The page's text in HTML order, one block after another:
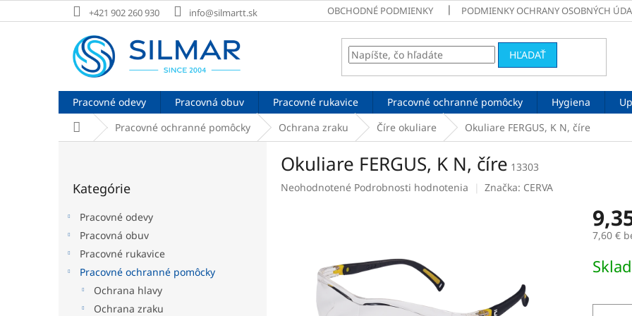
na
+421 902 260 930 info@silmartt.sk OBCHODNÉ PODMIENKY PODMIENKY OCHRANY OSOBNÝCH
HĽADAŤ
Pracovné odevy Pracovná obuv Pracovné rukavice Pracovné ochranné pomôcky Hygiena
DomovPracovné ochranné pomôcky Ochrana zraku Číre okuliare Okuliare FERGUS, K N, číre
kategórie
Kategórie
Pracovné odevy
Pracovná obuv
Pracovné rukavice
Pracovné ochranné pomôcky
Ochrana hlavy
Ochrana zraku
Okuliare FERGUS, K N, číre 13303
Priemerné
hviezdičiek.
Neohodnotené Podrobnosti hodnotenia Značka: CERVA
7,60 €
cena: